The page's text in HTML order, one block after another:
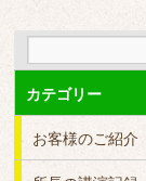
カテゴリー
お客様のご紹介